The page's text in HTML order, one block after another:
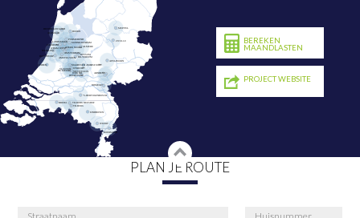
BEREKEN
MAANDLASTEN
PROJECT WEBSITE
PLAN JE ROUTE